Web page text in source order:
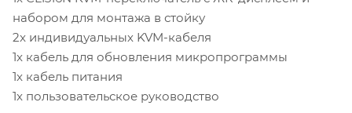
набором для монтажа в стойку
2x индивидуальных KVM-кабеля
1x кабель для обновления микропрограммы
1x кабель питания
1x пользовательское руководство